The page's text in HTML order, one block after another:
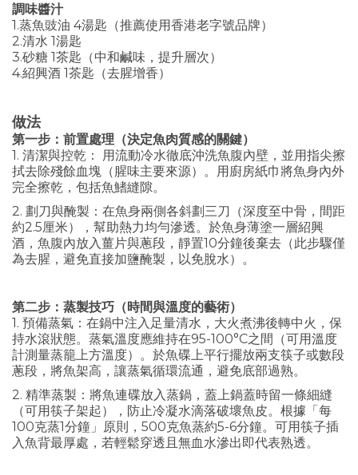
調味醬汁
1.蒸魚豉油 4湯匙（推薦使用香港老字號品牌）
2.清水 1湯匙
3.砂糖 1茶匙（中和鹹味，提升層次）
4.紹興酒 1茶匙（去腥增香）
做法
第一步：前置處理（決定魚肉質感的關鍵）
1. 清潔與控乾： 用流動冷水徹底沖洗魚腹內壁，並用指尖擦
拭去除殘餘血塊（腥味主要來源）。用廚房紙巾將魚身內外
完全擦乾，包括魚鰭縫隙。
2. 劃刀與醃製：在魚身兩側各斜劃三刀（深度至中骨，間距
約2.5厘米），幫助熱力均勻滲透。於魚身薄塗一層紹興
酒，魚腹內放入薑片與蔥段，靜置10分鐘後棄去（此步驟僅
為去腥，避免直接加鹽醃製，以免脫水）。
第二步：蒸製技巧（時間與溫度的藝術）
1. 預備蒸氣：在鍋中注入足量清水，大火煮沸後轉中火，保
持水滾狀態。蒸氣溫度應維持在95-100°C之間（可用溫度
計測量蒸籠上方溫度）。於魚碟上平行擺放兩支筷子或數段
蔥段，將魚架高，讓蒸氣循環流通，避免底部過熟。
2. 精準蒸製：將魚連碟放入蒸鍋，蓋上鍋蓋時留一條細縫
（可用筷子架起），防止冷凝水滴落破壞魚皮。根據「每
100克蒸1分鐘」原則，500克魚蒸約5-6分鐘。可用筷子插
入魚背最厚處，若輕鬆穿透且無血水滲出即代表熟透。